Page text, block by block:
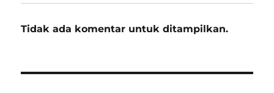
Tidak ada komentar untuk ditampilkan.